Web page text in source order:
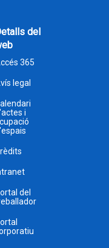
del
365
legal
i
del